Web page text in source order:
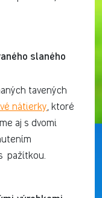
slaného
tavených
nátierky, ktoré
aj s dvomi
pažítkou.